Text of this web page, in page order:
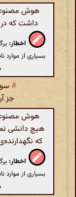
هوش
داشت که در
اخطار:
بسیاری از موارد
#
جز
هوش
هیچ دانشی
که
اخطار:
بسیاری از موارد